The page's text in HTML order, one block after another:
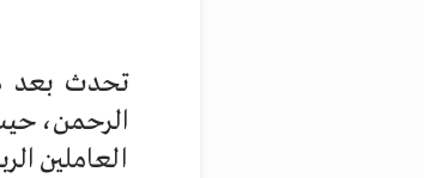
تحدث بعد
الرحمن،
العاملين